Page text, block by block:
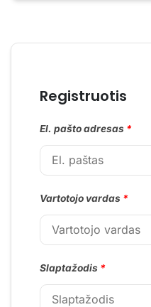
Registruotis
El. pašto adresas *
Vartotojo vardas *
Slaptažodis *